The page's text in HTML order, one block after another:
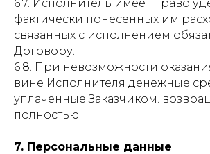
6.7. Исполнитель имеет право
фактически понесенных им
связанных с исполнением
Договору.
6.8. При невозможности
вине Исполнителя денежные
уплаченные Заказчиком.
полностью.
7. Персональные данные